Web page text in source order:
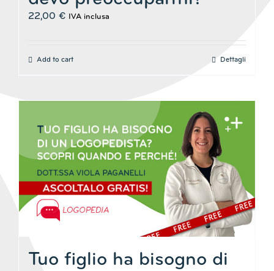
22,00 € IVA inclusa
Add to cart Dettagli
Tuo figlio ha bisogno di